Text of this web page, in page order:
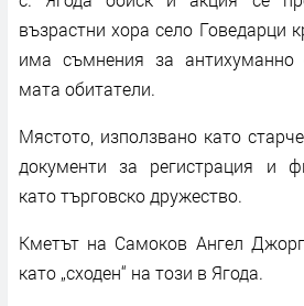
възрастни хора село Говедарци
има съмнения за
мата обитатели.
Мястото, използвано като
документи за регистрация и
като търговско дружество.
Кметът на Самоков Ангел
като „сходен“ на този в Ягода.